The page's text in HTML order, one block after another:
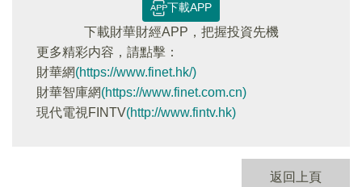
下載APP
下載財華財經APP，把握投資先機
更多精彩内容，請點擊：
財華網(https://www.finet.hk/)
財華智庫網(https://www.finet.com.cn)
現代電視FINTV(http://www.fintv.hk)
返回上頁